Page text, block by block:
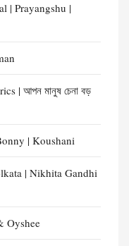
| Prayangshu |
| আপন মানুষ চেনা বড়
| Koushani
| Nikhita Gandhi
Oyshee